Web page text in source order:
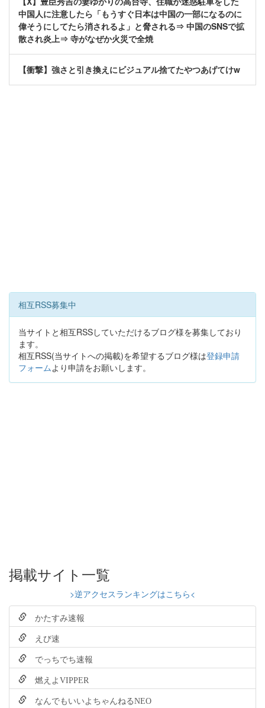
中国人に注意したら「もうすぐ日本は中国の一部になるのに
偉そうにしてたら消されるよ」と脅される⇒ 中国のSNSで拡
散され炎上⇒ 寺がなぜか火災で全焼
【衝撃】強さと引き換えにビジュアル捨てたやつあげてけw
相互RSS募集中
当サイトと相互RSSしていただけるブログ様を募集しており
ます。
相互RSS(当サイトへの掲載)を希望するブログ様は登録申請
フォームより申請をお願いします。
掲載サイト一覧
>逆アクセスランキングはこちら<
かたすみ速報
えび速
でっちでち速報
燃えよVIPPER
なんでもいいよちゃんねるNEO